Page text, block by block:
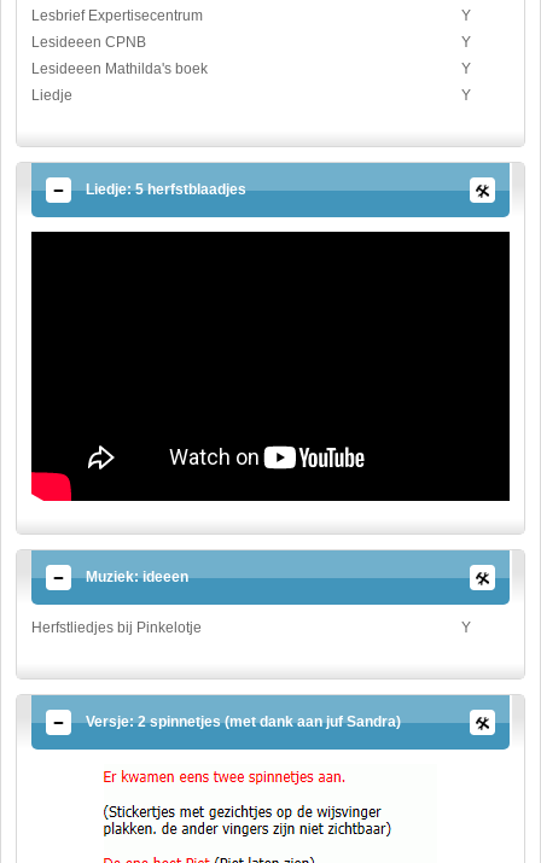
Lesbrief Expertisecentrum
Y
Lesideeen CPNB
Y
Lesideeen Mathilda's boek
Y
Liedje
Y
Liedje: 5 herfstblaadjes
Muziek: ideeen
Herfstliedjes bij Pinkelotje Y
Versje: 2 spinnetjes (met dank aan juf Sandra)